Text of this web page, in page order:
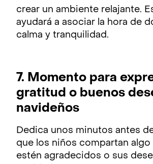
crear un ambiente relajante.
ayudará a asociar la hora de
calma y tranquilidad.
7. Momento para
gratitud o buenos
navideños
Dedica unos minutos antes
que los niños compartan
estén agradecidos o sus